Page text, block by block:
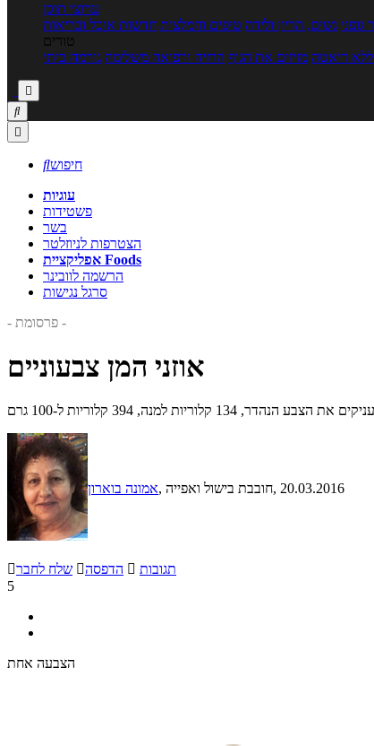
ערוצי תוכן
גופני נשים, הריון ולידה טיפים והמלצות חדשות אוכל ובריאות
טורים
ללא דיאטה מזיזים את הגוף הרזיה ורפואה משלימה גורמה ביתי



חיפוש
עוגיות
פשטידות
בשר
הצטרפות לניוזלטר
אפליקציית Foods
הרשמה לוובינר
סרגל נגישות
- פרסומת -
אוזני המן צבעוניים
למנה, 394 קלוריות ל-100 גרם
אמונה בוארון , חובבת בישול ואפייה, 20.03.2016
שלח לחבר הדפסה  תגובות
5
הצבעה אחת